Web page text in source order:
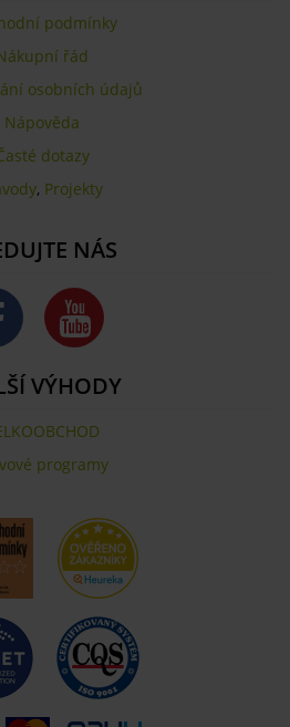
podmínky
řád
osobních údajů
Nápověda
dotazy
, Projekty
NÁS
VÝHODY
programy